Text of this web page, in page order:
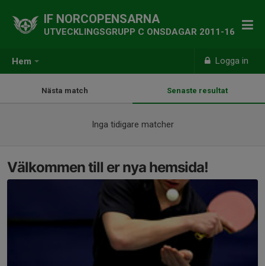
Hem Logga in
IF NORCOPENSARNA
UTVECKLINGSGRUPP C ONSDAGAR 2011-16
Nästa match Senaste resultat
Inga tidigare matcher
Välkommen till er nya hemsida!